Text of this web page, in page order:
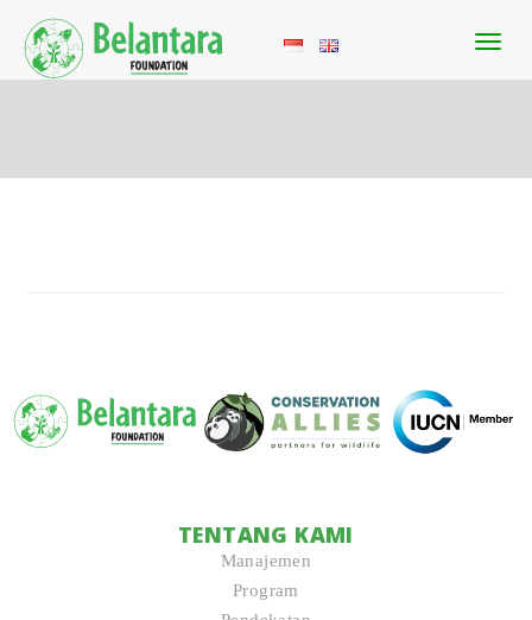
TENTANG KAMI
Manajemen
Program